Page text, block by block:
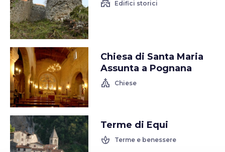
castle Edifici storici
Chiesa di Santa Maria
Assunta a Pognana
church Chiese
Terme di Equi
spa Terme e benessere